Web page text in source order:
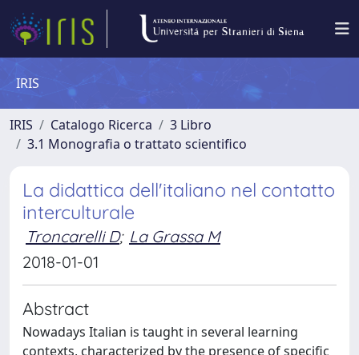
IRIS
IRIS Catalogo Ricerca
3 Libro
3.1 Monografia o trattato scientifico
La didattica dell'italiano nel contatto
interculturale
Troncarelli D; La Grassa M
2018-01-01
Abstract
Nowadays Italian is taught in several learning
contexts, characterized by the presence of specific